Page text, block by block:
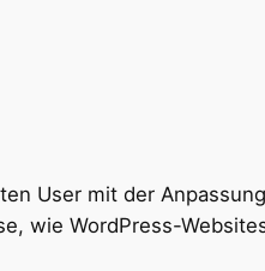
User mit der
wie WordPress-